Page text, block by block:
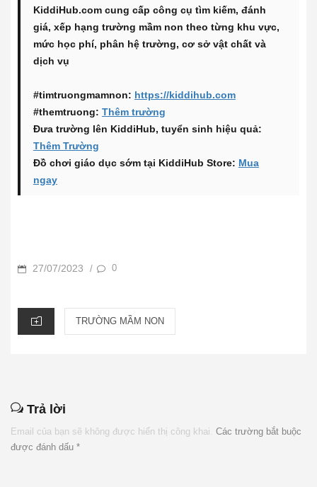
KiddiHub.com cung cấp công cụ tìm kiếm, đánh
giá, xếp hạng trường mầm non theo từng khu vực,
mức học phí, phân hệ trường, cơ sở vật chất và
dịch vụ
#timtruongmamnon: https://kiddihub.com
#themtruong: Thêm trường
Đưa trường lên KiddiHub, tuyển sinh hiệu quả:
Thêm Trường
Đồ chơi giáo dục sớm tại KiddiHub Store: Mua
ngay
POSTED
27/07/2023 / 0
CATEGORIES
TRƯỜNG MẦM NON
Trả lời
Email của bạn sẽ không được hiển thị công khai. Các trường bắt buộc
được đánh dấu *